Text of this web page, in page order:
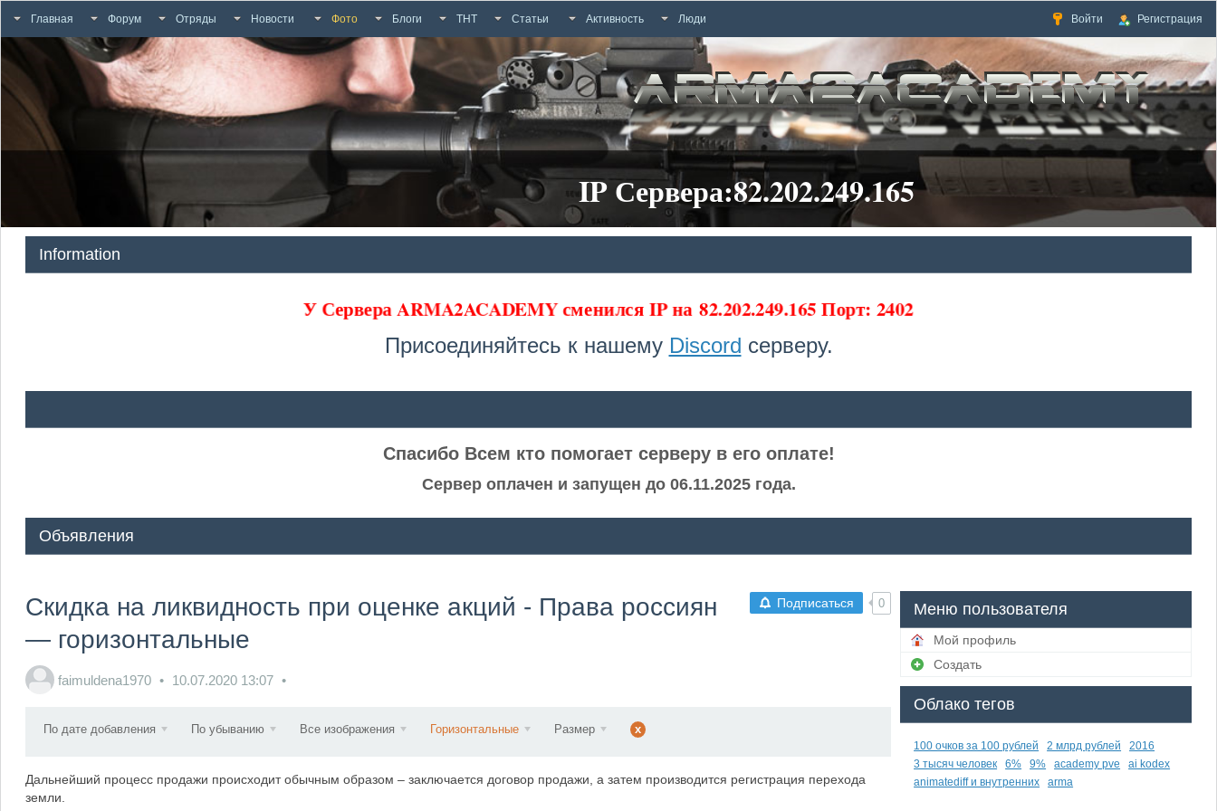
Главная Форум Отряды Новости Фото Блоги ТНТ Статьи Активность Люди Войти Регистрация
IP Сервера:82.202.249.165
Information
У Сервера ARMA2ACADEMY сменился IP на82.202.249.165 Порт: 2402
Присоединяйтесь к нашему Discord серверу.
Спасибо Всем кто помогает серверу в его оплате!
Сервер оплачен и запущен до 06.11.2025 года.
Объявления
Подписаться 0
Скидка на ликвидность при оценке акций - Права россиян
— горизонтальные
faimuldena1970 10.07.2020 13:07
По дате добавления По убыванию Все изображения Горизонтальные Размер x
Дальнейший процесс продажи происходит обычным образом – заключается договор продажи, а затем производится регистрация перехода
земли.
Меню пользователя
Мой профиль
Создать
Облако тегов
100 очков за 100 рублей 2 млрд рублей
2016
3 тысяч человек
6% 9% academy pve
ai kodex
animatediff и внутренних
arma